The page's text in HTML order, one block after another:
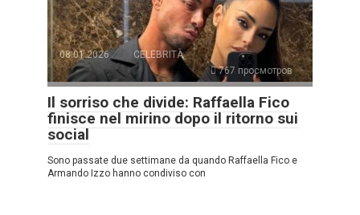
08.01.2026
CELEBRITÀ
767 просмотров
Il sorriso che divide: Raffaella Fico
finisce nel mirino dopo il ritorno sui
social
Sono passate due settimane da quando Raffaella Fico e
Armando Izzo hanno condiviso con